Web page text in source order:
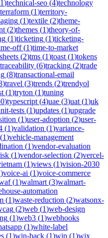
1)technical-seo (4)technology
terraform (1)territory-
(1)textile (2)theme-
(2)themes (1)theory-of-
(1)ticketing (1)ticketing-
off(1)time-to-market
(2)tms (1)toast (1)tokens
traceability (6)tracking (2)trade
(8)transactional-email
)travel (3)trends (2)trendyol
(1)tryton (1)tuning
)typescript (4)uae (3)uat (1)uk
tests (1)updates (1)upgrade
(1)user-adoption (2)user-
(1)validation (1)variance-
(1)vehicle-management
(1)vendor-evaluation
(1)vendor-selection (2)vercel-
(1)views (1)vision-2030
)voice-ai (1)voice-commerce
(1)walmart (3)walmart-
automation
(1)waste-reduction (2)watsonx-
(2)web (1)web-design
(1)web3 (1)webhooks
(1)white-label
(1)win-back (1)wip (1)wix